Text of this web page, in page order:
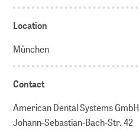
Location
München
Contact
American Dental Systems GmbH
Johann-Sebastian-Bach-Str. 42